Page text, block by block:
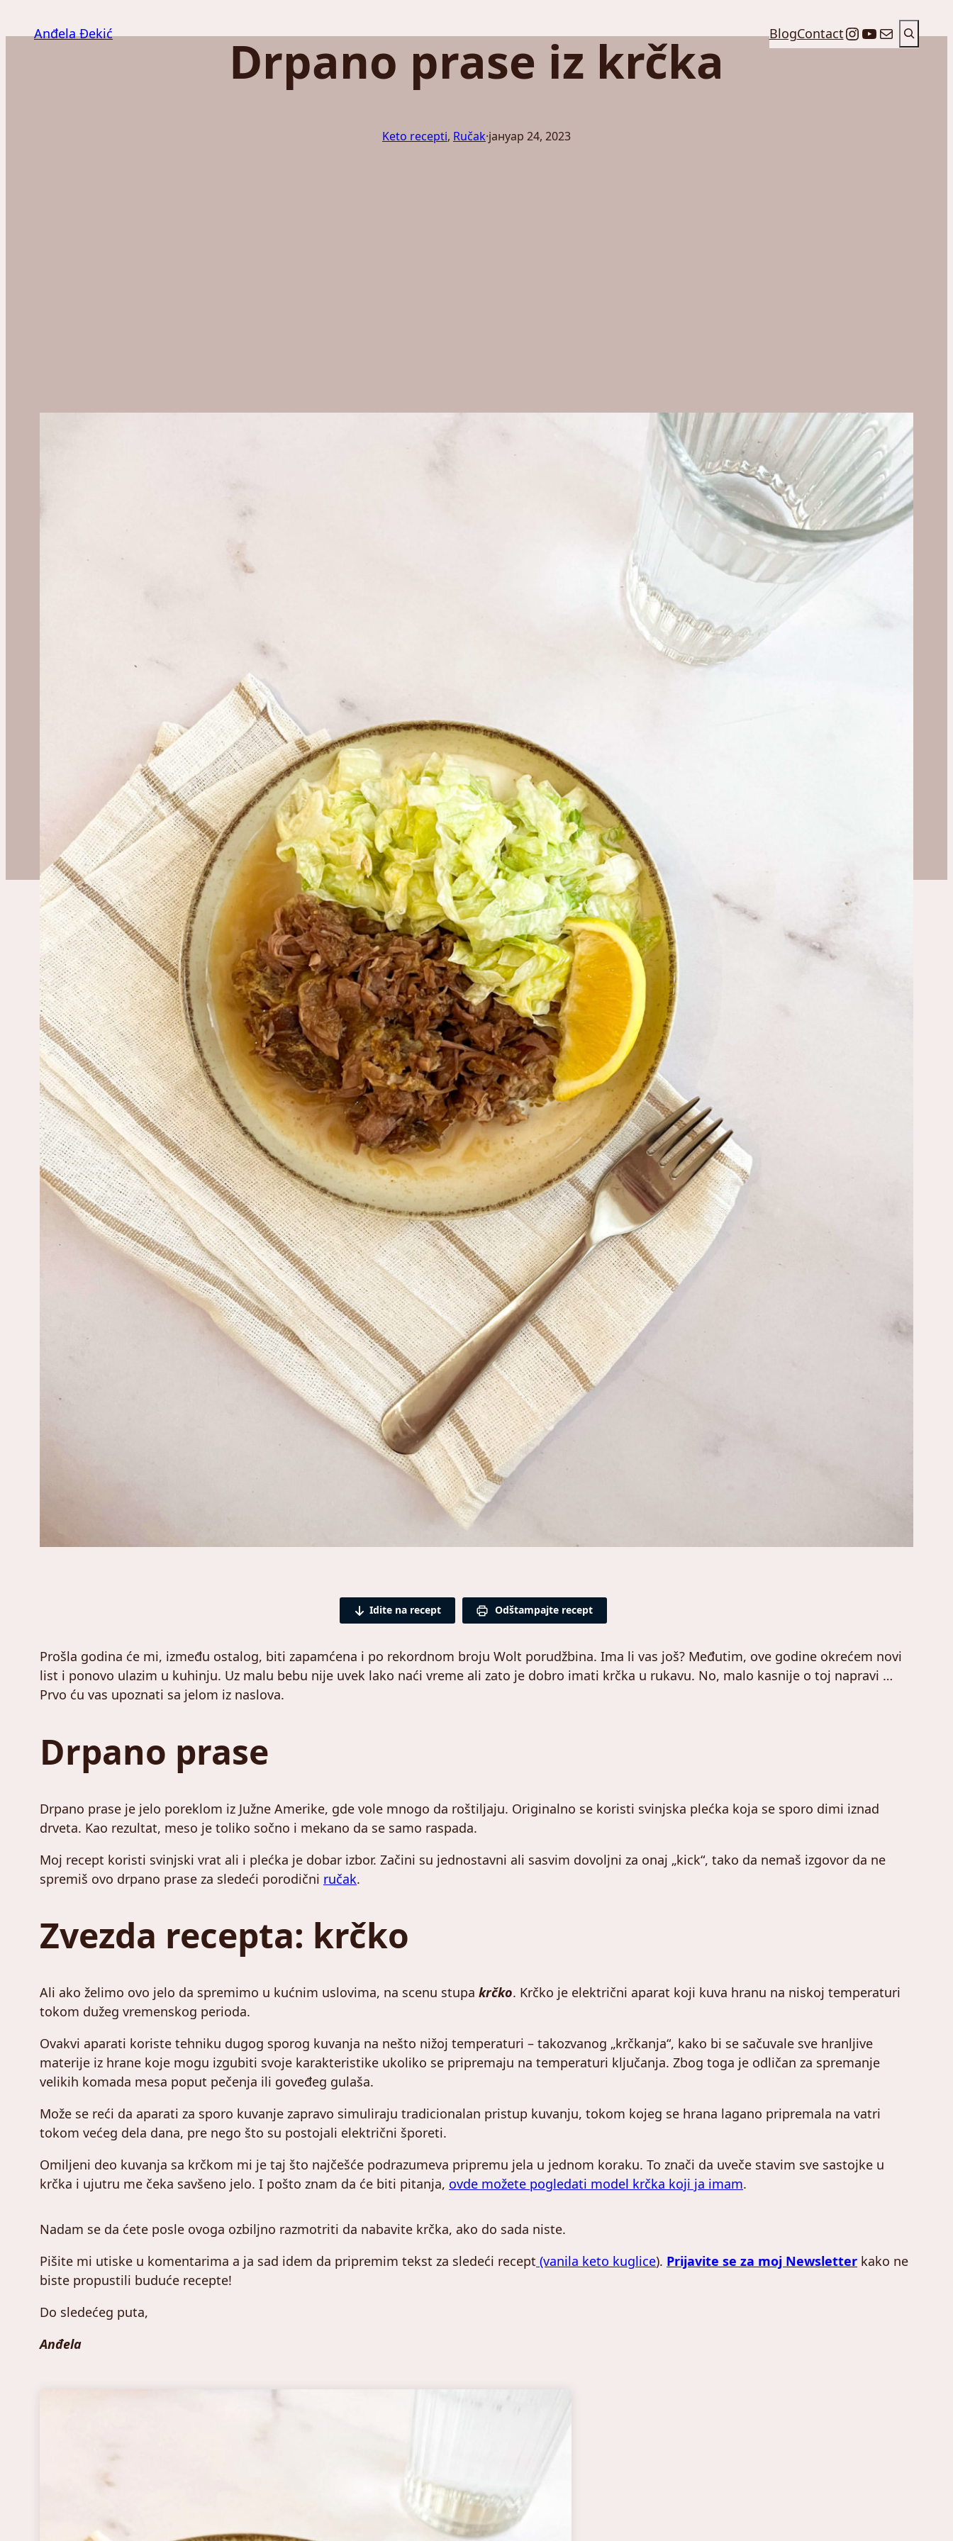
на
Anđela Đekić BlogContactInstagram
YouTube
MailПретрага
Drpano prase iz krčka
Keto recepti, Ručak·јануар 24, 2023
Idite na recept Odštampajte recept
Prošla godina će mi, između ostalog, biti zapamćena i po rekordnom broju Wolt porudžbina. Ima li vas još? Međutim, ove godine okrećem novi
list i ponovo ulazim u kuhinju. Uz malu bebu nije uvek lako naći vreme ali zato je dobro imati krčka u rukavu. No, malo kasnije o toj napravi …
Prvo ću vas upoznati sa jelom iz naslova.
Drpano prase
Drpano prase je jelo poreklom iz Južne Amerike, gde vole mnogo da roštiljaju. Originalno se koristi svinjska plećka koja se sporo dimi iznad
drveta. Kao rezultat, meso je toliko sočno i mekano da se samo raspada.
Moj recept koristi svinjski vrat ali i plećka je dobar izbor. Začini su jednostavni ali sasvim dovoljni za onaj „kick“, tako da nemaš izgovor da ne
spremiš ovo drpano prase za sledeći porodični ručak.
Zvezda recepta: krčko
Ali ako želimo ovo jelo da spremimo u kućnim uslovima, na scenu stupa krčko. Krčko je električni aparat koji kuva hranu na niskoj temperaturi
tokom dužeg vremenskog perioda.
Ovakvi aparati koriste tehniku dugog sporog kuvanja na nešto nižoj temperaturi – takozvanog „krčkanja“, kako bi se sačuvale sve hranljive
materije iz hrane koje mogu izgubiti svoje karakteristike ukoliko se pripremaju na temperaturi ključanja. Zbog toga je odličan za spremanje
velikih komada mesa poput pečenja ili goveđeg gulaša.
Može se reći da aparati za sporo kuvanje zapravo simuliraju tradicionalan pristup kuvanju, tokom kojeg se hrana lagano pripremala na vatri
tokom većeg dela dana, pre nego što su postojali električni šporeti.
Omiljeni deo kuvanja sa krčkom mi je taj što najčešće podrazumeva pripremu jela u jednom koraku. To znači da uveče stavim sve sastojke u
krčka i ujutru me čeka savšeno jelo. I pošto znam da će biti pitanja, ovde možete pogledati model krčka koji ja imam.
Nadam se da ćete posle ovoga ozbiljno razmotriti da nabavite krčka, ako do sada niste.
Pišite mi utiske u komentarima a ja sad idem da pripremim tekst za sledeći recept (vanila keto kuglice). Prijavite se za moj Newsletter kako ne
biste propustili buduće recepte!
Do sledećeg puta,
Anđela